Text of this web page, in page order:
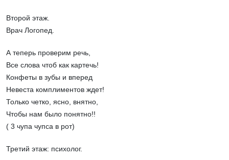
Второй этаж.
Врач Логопед.
А теперь проверим речь,
Все слова чтоб как картечь!
Конфеты в зубы и вперед
Невеста комплиментов ждет!
Только четко, ясно, внятно,
Чтобы нам было понятно!!
( 3 чупа чупса в рот)
Третий этаж: психолог.